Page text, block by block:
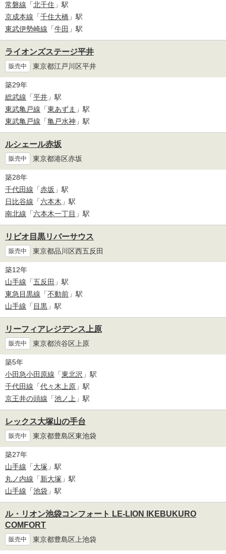
常磐線 「北千住 」駅
京成本線 「千住大橋 」駅
東武伊勢崎線 「牛田 」駅
ライオンズステージ平井
販売中 東京都江戸川区平井
築29年
総武線 「平井 」駅
東武亀戸線 「東あずま 」駅
東武亀戸線 「亀戸水神 」駅
ルシェール赤坂
販売中 東京都港区赤坂
築28年
千代田線 「赤坂 」駅
日比谷線 「六本木 」駅
南北線 「六本木一丁目 」駅
リビオ目黒リバーサウス
販売中 東京都品川区西五反田
築12年
山手線 「五反田 」駅
東急目黒線 「不動前 」駅
山手線 「 目黒 」駅
リーフィアレジデンス上原
販売中 東京都渋谷区上原
築5年
小田急小田原線 「東北沢 」駅
千代田線 「代々木上原 」駅
京王井の頭線 「池ノ上 」駅
レックス大塚山の手台
販売中 東京都豊島区東池袋
築27年
山手線 「大塚 」駅
丸ノ内線 「新大塚 」駅
山手線 「池袋 」駅
ル・リオン池袋コンフォート LE-LION IKEBUKURO
COMFORT
販売中 東京都豊島区上池袋